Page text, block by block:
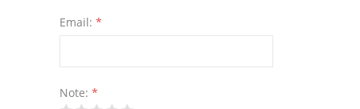
Email: *
Note: *